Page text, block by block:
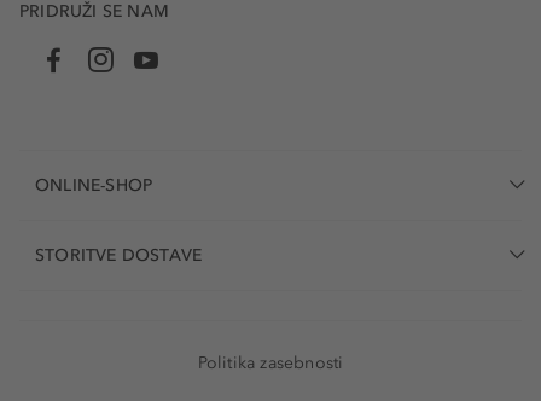
PRIDRUŽI SE NAM
ONLINE-SHOP
STORITVE DOSTAVE
Politika zasebnosti